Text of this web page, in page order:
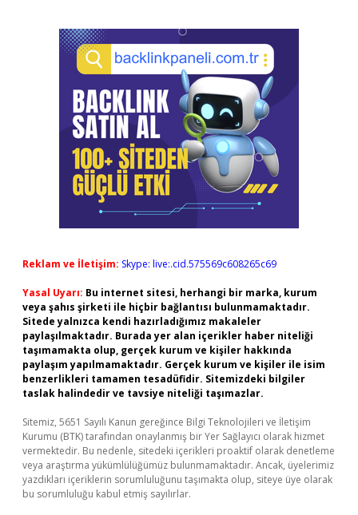
Reklam ve İletişim: Skype: live:.cid.575569c608265c69
Yasal Uyarı: Bu internet sitesi, herhangi bir marka, kurum
veya şahıs şirketi ile hiçbir bağlantısı bulunmamaktadır.
Sitede yalnızca kendi hazırladığımız makaleler
paylaşılmaktadır. Burada yer alan içerikler haber niteliği
taşımamakta olup, gerçek kurum ve kişiler hakkında
paylaşım yapılmamaktadır. Gerçek kurum ve kişiler ile isim
benzerlikleri tamamen tesadüfidir. Sitemizdeki bilgiler
taslak halindedir ve tavsiye niteliği taşımazlar.
Sitemiz, 5651 Sayılı Kanun gereğince Bilgi Teknolojileri ve İletişim
Kurumu (BTK) tarafından onaylanmış bir Yer Sağlayıcı olarak hizmet
vermektedir. Bu nedenle, sitedeki içerikleri proaktif olarak denetleme
veya araştırma yükümlülüğümüz bulunmamaktadır. Ancak, üyelerimiz
yazdıkları içeriklerin sorumluluğunu taşımakta olup, siteye üye olarak
bu sorumluluğu kabul etmiş sayılırlar.